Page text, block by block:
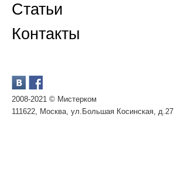
Статьи
Контакты
2008-2021 © Мистерком
111622, Москва, ул.Большая Косинская, д.27